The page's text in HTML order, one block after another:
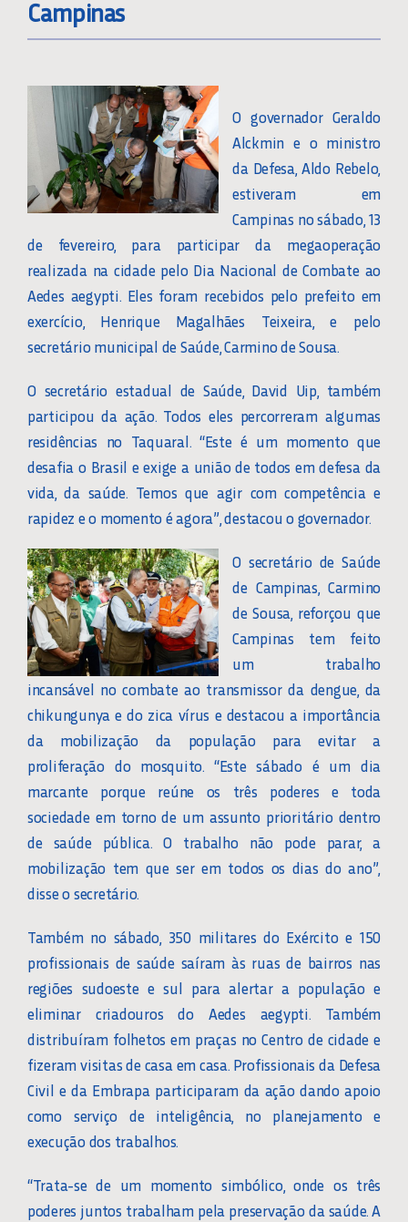
Campinas
O governador Geraldo
Alckmin e o ministro
da Defesa, Aldo Rebelo,
estiveram em
Campinas no sábado, 13
de fevereiro, para participar da megaoperação
realizada na cidade pelo Dia Nacional de Combate ao
Aedes aegypti. Eles foram recebidos pelo prefeito em
exercício, Henrique Magalhães Teixeira, e pelo
secretário municipal de Saúde, Carmino de Sousa.
O secretário estadual de Saúde, David Uip, também
participou da ação. Todos eles percorreram algumas
residências no Taquaral. “Este é um momento que
desafia o Brasil e exige a união de todos em defesa da
vida, da saúde. Temos que agir com competência e
rapidez e o momento é agora”, destacou o governador.
O secretário de Saúde
de Campinas, Carmino
de Sousa, reforçou que
Campinas tem feito
um trabalho
incansável no combate ao transmissor da dengue, da
chikungunya e do zica vírus e destacou a importância
da mobilização da população para evitar a
proliferação do mosquito. “Este sábado é um dia
marcante porque reúne os três poderes e toda
sociedade em torno de um assunto prioritário dentro
de saúde pública. O trabalho não pode parar, a
mobilização tem que ser em todos os dias do ano”,
disse o secretário.
Também no sábado, 350 militares do Exército e 150
profissionais de saúde saíram às ruas de bairros nas
regiões sudoeste e sul para alertar a população e
eliminar criadouros do Aedes aegypti. Também
distribuíram folhetos em praças no Centro de cidade e
fizeram visitas de casa em casa. Profissionais da Defesa
Civil e da Embrapa participaram da ação dando apoio
como serviço de inteligência, no planejamento e
execução dos trabalhos.
“Trata-se de um momento simbólico, onde os três
poderes juntos trabalham pela preservação da saúde. A